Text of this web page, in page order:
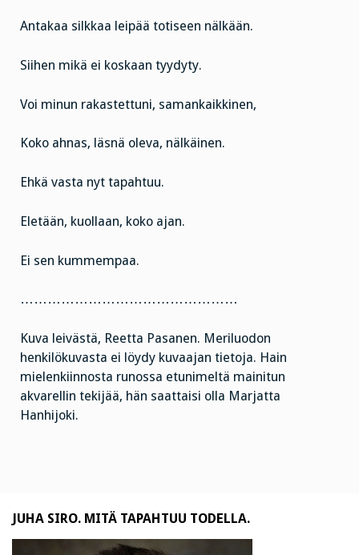
Antakaa silkkaa leipää totiseen nälkään.
Siihen mikä ei koskaan tyydyty.
Voi minun rakastettuni, samankaikkinen,
Koko ahnas, läsnä oleva, nälkäinen.
Ehkä vasta nyt tapahtuu.
Eletään, kuollaan, koko ajan.
Ei sen kummempaa.
…………………………………………
Kuva leivästä, Reetta Pasanen. Meriluodon
henkilökuvasta ei löydy kuvaajan tietoja. Hain
mielenkiinnosta runossa etunimeltä mainitun
akvarellin tekijää, hän saattaisi olla Marjatta
Hanhijoki.
JUHA SIRO. MITÄ TAPAHTUU TODELLA.